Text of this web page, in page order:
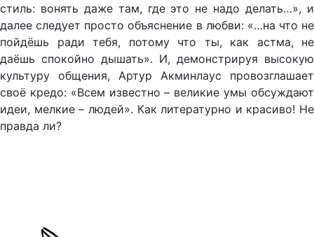
стиль: вонять даже там, где это не надо делать…», и
далее следует просто объяснение в любви: «…на что не
пойдёшь ради тебя, потому что ты, как астма, не
даёшь спокойно дышать». И, демонстрируя высокую
культуру общения, Артур Акминлаус провозглашает
своё кредо: «Всем известно – великие умы обсуждают
идеи, мелкие – людей». Как литературно и красиво! Не
правда ли?